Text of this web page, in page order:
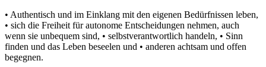
• Authentisch und im Einklang mit den eigenen Bedürfnissen leben,
• sich die Freiheit für autonome Entscheidungen nehmen, auch
wenn sie unbequem sind, • selbstverantwortlich handeln, • Sinn
finden und das Leben beseelen und • anderen achtsam und offen
begegnen.